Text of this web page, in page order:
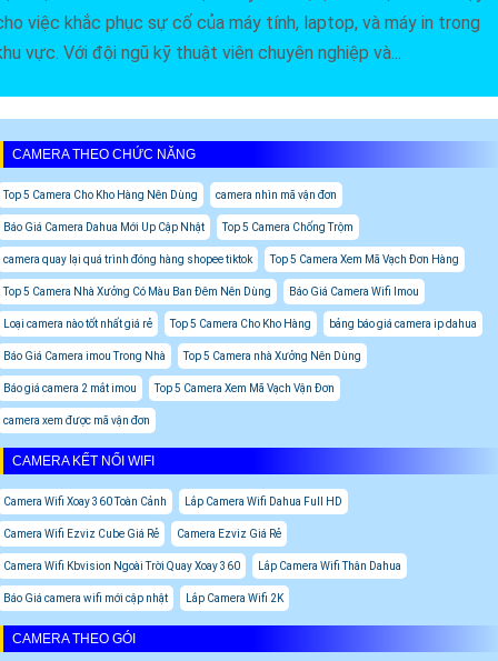
việc khắc phục sự cố của máy tính, laptop, và máy in trong
vực. Với đội ngũ kỹ thuật viên chuyên nghiệp và...
CAMERA THEO CHỨC NĂNG
Top 5 Camera Cho Kho Hàng Nên Dùng camera nhìn mã vận đơn
Báo Giá Camera Dahua Mới Up Cập Nhật Top 5 Camera Chống Trộm
camera quay lại quá trình đóng hàng shopee tiktok Top 5 Camera Xem Mã Vạch Đơn Hàng
Top 5 Camera Nhà Xưởng Có Màu Ban Đêm Nên Dùng Báo Giá Camera Wifi Imou
Loại camera nào tốt nhất giá rẻ Top 5 Camera Cho Kho Hàng bảng báo giá camera ip dahua
Báo Giá Camera imou Trong Nhà Top 5 Camera nhà Xưởng Nên Dùng
Báo giá camera 2 mắt imou Top 5 Camera Xem Mã Vạch Vận Đơn
camera xem được mã vận đơn
CAMERA KẾT NỐI WIFI
Camera Wifi Xoay 360 Toàn Cảnh Lắp Camera Wifi Dahua Full HD
Camera Wifi Ezviz Cube Giá Rẻ Camera Ezviz Giá Rẻ
Camera Wifi Kbvision Ngoài Trời Quay Xoay 360 Lắp Camera Wifi Thân Dahua
Báo Giá camera wifi mới cập nhật Lắp Camera Wifi 2K
CAMERA THEO GÓI